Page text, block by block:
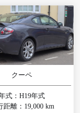
クーペ
式：H19年式
距離：19,000 km